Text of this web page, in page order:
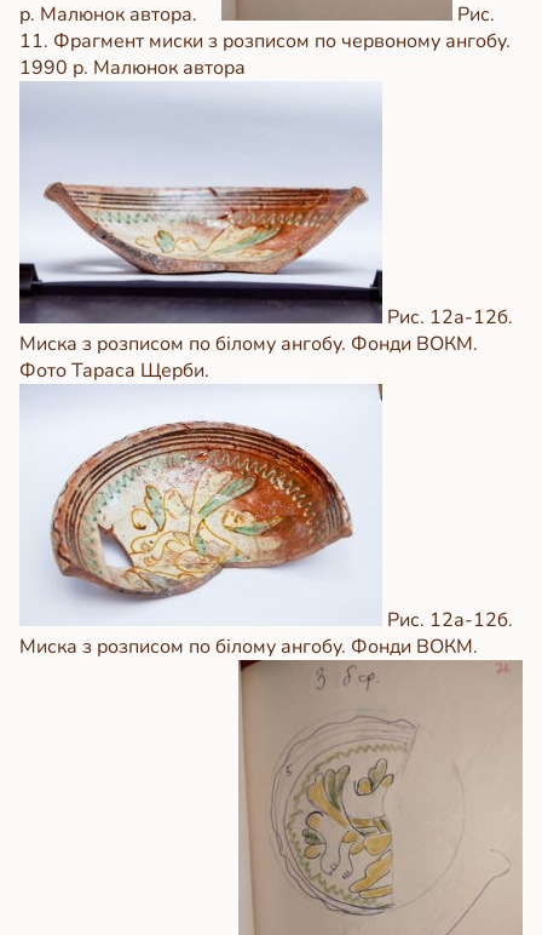
р. Малюнок автора.
Рис.
11. Фрагмент миски з розписом по червоному ангобу.
1990 р. Малюнок автора
Рис. 12а-12б.
Миска з розписом по білому ангобу. Фонди ВОКМ.
Фото Тараса Щерби.
Рис. 12а-12б.
Миска з розписом по білому ангобу. Фонди ВОКМ.